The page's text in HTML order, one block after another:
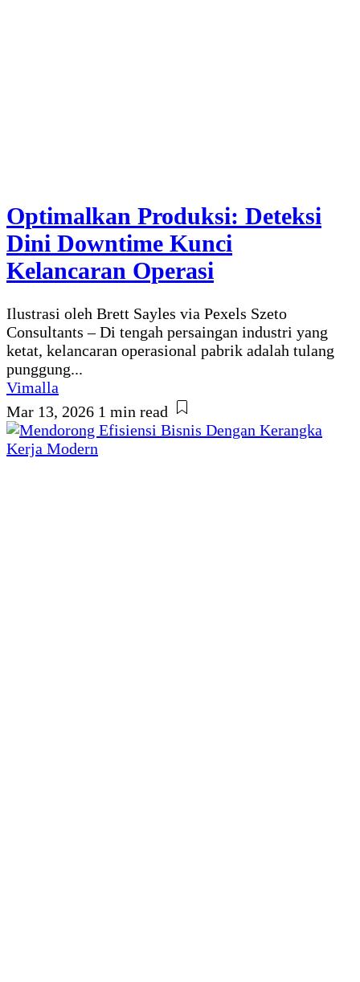
Optimalkan Produksi: Deteksi
Dini Downtime Kunci
Kelancaran Operasi
Ilustrasi oleh Brett Sayles via Pexels Szeto
Consultants – Di tengah persaingan industri yang
ketat, kelancaran operasional pabrik adalah tulang
punggung...
Vimalla
Mar 13, 2026 1 min read